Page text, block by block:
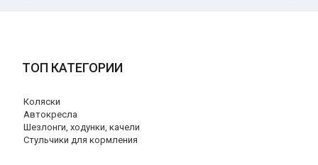
ТОП КАТЕГОРИИ
Коляски
Автокресла
Шезлонги, ходунки, качели
Стульчики для кормления